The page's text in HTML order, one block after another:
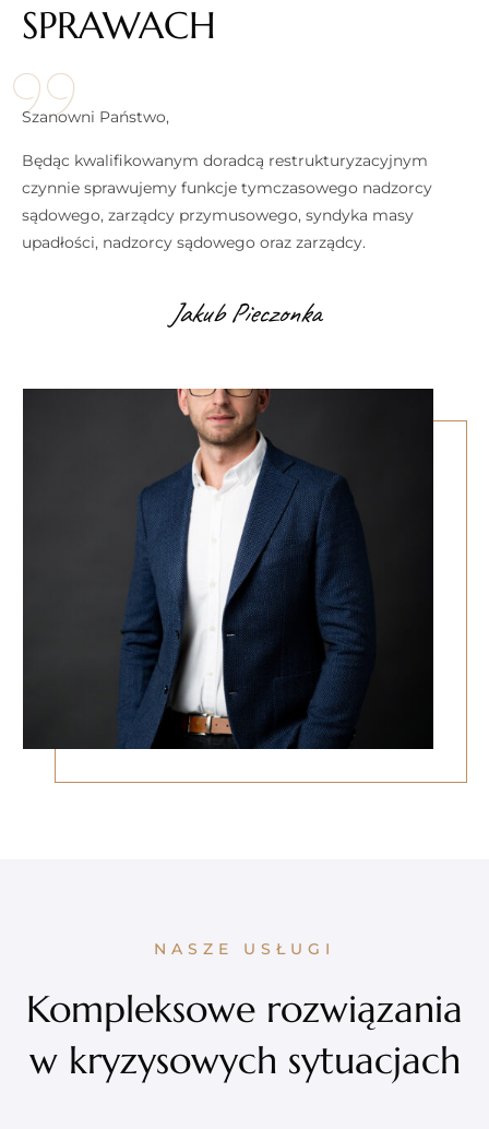
SPRAWACH
Szanowni Państwo,
Będąc kwalifikowanym doradcą restrukturyzacyjnym
czynnie sprawujemy funkcje tymczasowego nadzorcy
sądowego, zarządcy przymusowego, syndyka masy
upadłości, nadzorcy sądowego oraz zarządcy.
Jakub Pieczonka
NASZE USŁUGI
Kompleksowe rozwiązania
w kryzysowych sytuacjach